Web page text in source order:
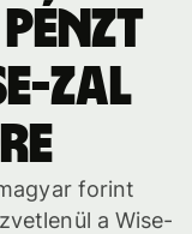
pénzt
zal
forint
a Wise-